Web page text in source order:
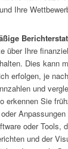
Ihre
über Ihre
Dies kann
erfolgen, je
und
erkennen Sie
Anpassungen
oder Tools,
und der